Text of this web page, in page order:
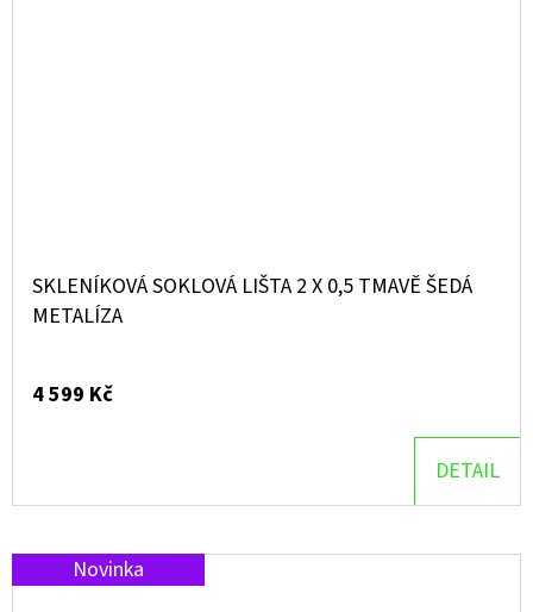
SKLENÍKOVÁ SOKLOVÁ LIŠTA 2 X 0,5 TMAVĚ ŠEDÁ
METALÍZA
4 599 Kč
DETAIL
Novinka